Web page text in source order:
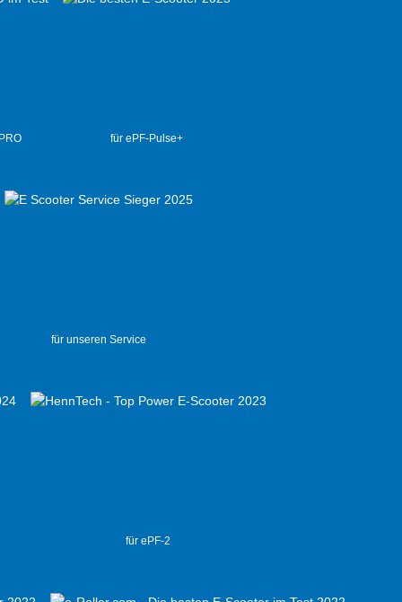
für ePF-Pulse+
für unseren Service
für ePF-2